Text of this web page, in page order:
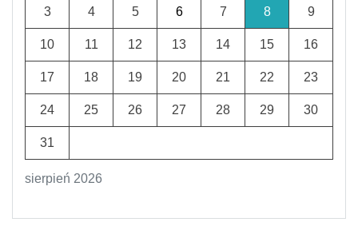
sierpień 2026
3 4 5 6 7 8 9
10 11 12 13 14 15 16
17 18 19 20 21 22 23
24 25 26 27 28 29 30
31